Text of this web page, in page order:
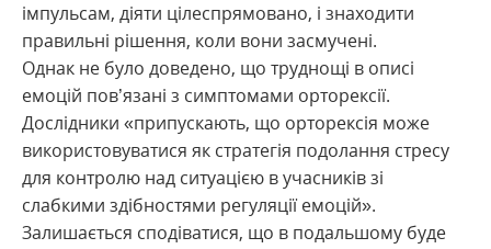
імпульсам, діяти цілеспрямовано, і знаходити
правильні рішення, коли вони засмучені.
Однак не було доведено, що труднощі в описі
емоцій пов’язані з симптомами орторексії.
Дослідники «припускають, що орторексія може
використовуватися як стратегія подолання стресу
для контролю над ситуацією в учасників зі
слабкими здібностями регуляції емоцій».
Залишається сподіватися, що в подальшому буде